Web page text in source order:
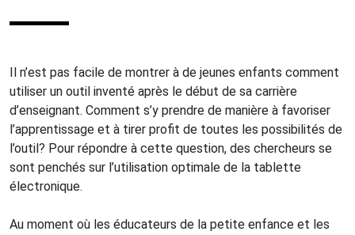
Il n’est pas facile de montrer à de jeunes enfants comment
utiliser un outil inventé après le début de sa carrière
d’enseignant. Comment s’y prendre de manière à favoriser
l’apprentissage et à tirer profit de toutes les possibilités de
l’outil? Pour répondre à cette question, des chercheurs se
sont penchés sur l’utilisation optimale de la tablette
électronique.
Au moment où les éducateurs de la petite enfance et les